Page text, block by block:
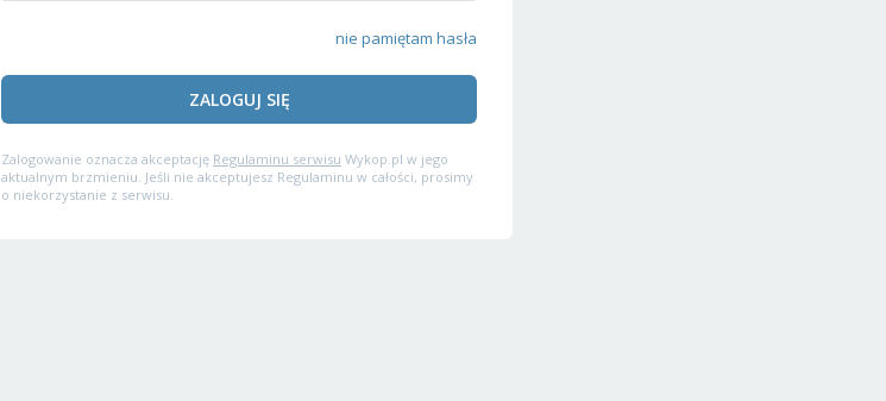
nie pamiętam hasła
ZALOGUJ SIĘ
Zalogowanie oznacza akceptację Regulaminu serwisu Wykop.pl w jego
aktualnym brzmieniu. Jeśli nie akceptujesz Regulaminu w całości, prosimy
o niekorzystanie z serwisu.